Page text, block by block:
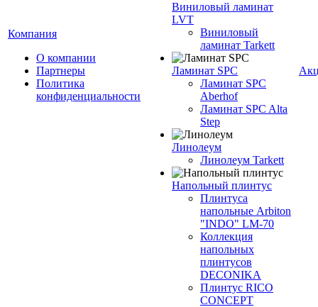
Компания
О компании
Партнеры
Политика
конфиденциальности
Виниловый ламинат
LVT
Виниловый
ламинат Tarkett
Ламинат SPC
Ламинат SPC
Aberhof
Ламинат SPC Alta
Step
Линолеум
Линолеум Tarkett
Напольный плинтус
Плинтуса
напольные Arbiton
"INDO" LM-70
Коллекция
напольных
плинтусов
DECONIKA
Плинтус RICO
CONCEPT